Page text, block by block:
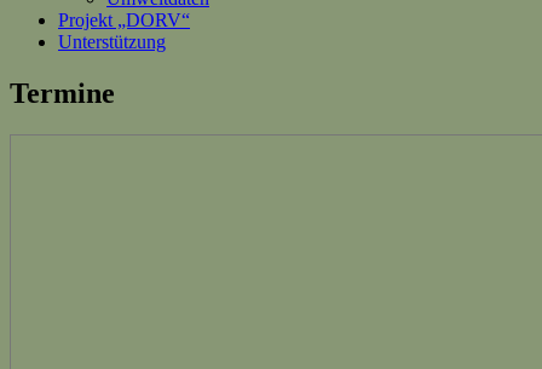
Projekt „DORV“
Unterstützung
Termine